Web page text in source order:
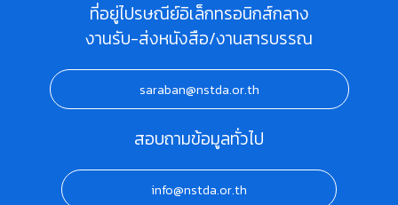
ที่อยู่ไปรษณีย์อิเล็กทรอนิกส์กลาง
งานรับ-ส่งหนังสือ/งานสารบรรณ
saraban@nstda.or.th
สอบถามข้อมูลทั่วไป
info@nstda.or.th